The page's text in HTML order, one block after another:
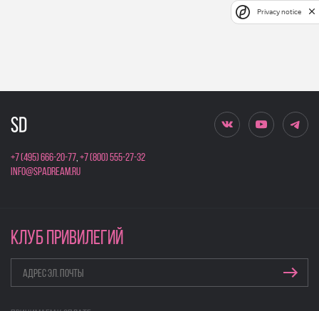
+7 (495) 666-20-77,+7 (800) 555-27-32
info@spadream.ru
КЛУБ ПРИВИЛЕГИЙ
Privacy notice